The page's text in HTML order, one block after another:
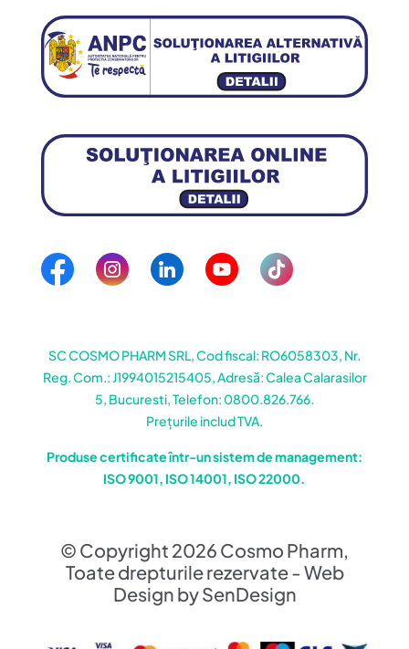
SC COSMO PHARM SRL, Cod fiscal: RO6058303, Nr.
Reg. Com.: J1994015215405, Adresă: Calea Calarasilor
5, Bucuresti, Telefon: 0800.826.766.
Prețurile includ TVA.
Produse certificate într-un sistem de management:
ISO 9001, ISO 14001, ISO 22000.
© Copyright 2026 Cosmo Pharm,
Toate drepturile rezervate - Web
Design by SenDesign